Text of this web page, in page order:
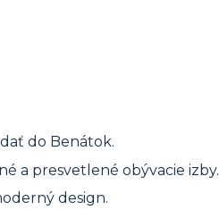
do Benátok.
a presvetlené obývacie izby.
design.